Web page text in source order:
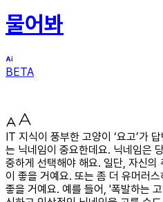
물어봐
BETA
IT 지식이 풍부한 고양이 ‘요고’가
는 닉네임이 중요한데요. 닉네임은
중하게 선택해야 해요. 일단, 자신의
이 좋을 거예요. 또는 좀 더 유머러
좋을 거예요. 예를 들어, '폭발하는